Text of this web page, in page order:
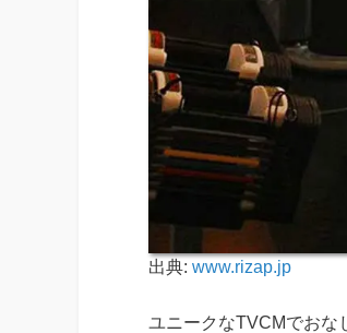
出典: www.rizap.jp
ユニークなTVCMでおな